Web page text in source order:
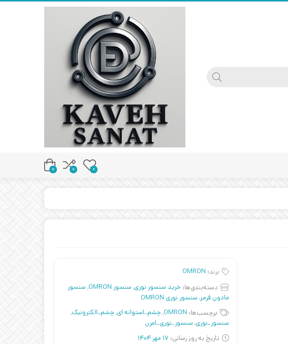
0
0
0
برند: OMRON
دسته‌بندی‌ها: خرید سنسور نوری, سنسور OMRON , سنسور
مادون قرمز, سنسور نوری OMRON
برچسب‌ها: OMRON
, چشم_استوانه ای, چشم_الکترونیک,
سنسور_نوری, سنسور_نوری_امرن
تاریخ به روز رسانی: 17 مهر 1404